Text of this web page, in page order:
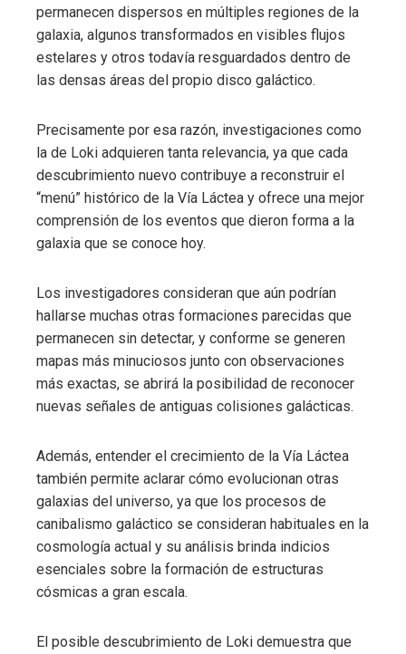
permanecen dispersos en múltiples regiones de la
galaxia, algunos transformados en visibles flujos
estelares y otros todavía resguardados dentro de
las densas áreas del propio disco galáctico.
Precisamente por esa razón, investigaciones como
la de Loki adquieren tanta relevancia, ya que cada
descubrimiento nuevo contribuye a reconstruir el
“menú” histórico de la Vía Láctea y ofrece una mejor
comprensión de los eventos que dieron forma a la
galaxia que se conoce hoy.
Los investigadores consideran que aún podrían
hallarse muchas otras formaciones parecidas que
permanecen sin detectar, y conforme se generen
mapas más minuciosos junto con observaciones
más exactas, se abrirá la posibilidad de reconocer
nuevas señales de antiguas colisiones galácticas.
Además, entender el crecimiento de la Vía Láctea
también permite aclarar cómo evolucionan otras
galaxias del universo, ya que los procesos de
canibalismo galáctico se consideran habituales en la
cosmología actual y su análisis brinda indicios
esenciales sobre la formación de estructuras
cósmicas a gran escala.
El posible descubrimiento de Loki demuestra que